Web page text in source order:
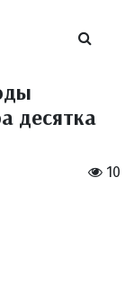
десятка
10